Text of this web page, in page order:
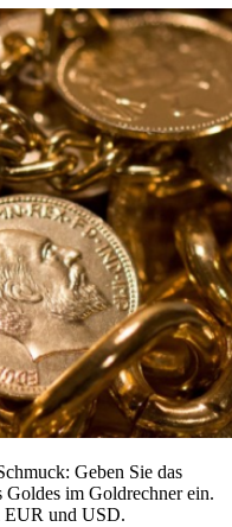
Geben Sie das
Goldes im Goldrechner ein.
EUR und USD.